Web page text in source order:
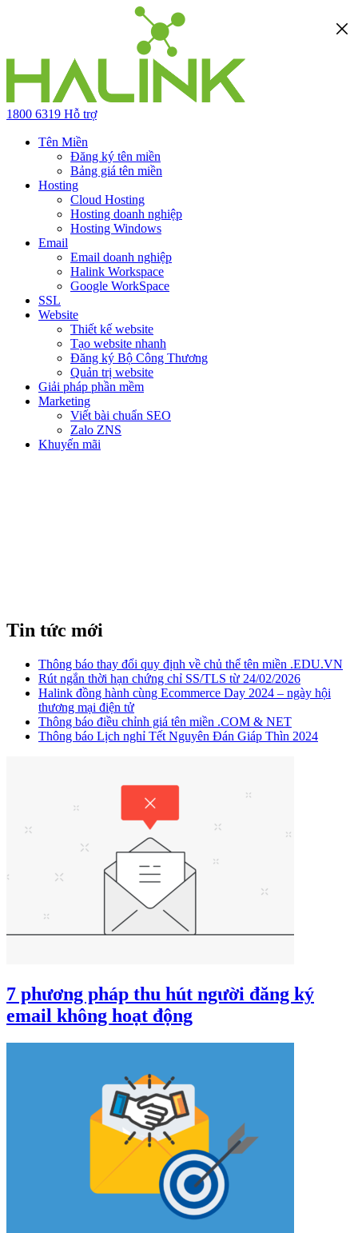
1800 6319 Hỗ trợ
Tên Miền
Đăng ký tên miền
Bảng giá tên miền
Hosting
Cloud Hosting
Hosting doanh nghiệp
Hosting Windows
Email
Email doanh nghiệp
Halink Workspace
Google WorkSpace
SSL
Website
Thiết kế website
Tạo website nhanh
Đăng ký Bộ Công Thương
Quản trị website
Giải pháp phần mềm
Marketing
Viết bài chuẩn SEO
Zalo ZNS
Khuyến mãi
Tin tức mới
Thông báo thay đổi quy định về chủ thể tên miền .EDU.VN
Rút ngắn thời hạn chứng chỉ SS/TLS từ 24/02/2026
Halink đồng hành cùng Ecommerce Day 2024 – ngày hội
thương mại điện tử
Thông báo điều chỉnh giá tên miền .COM & NET
Thông báo Lịch nghỉ Tết Nguyên Đán Giáp Thìn 2024
7 phương pháp thu hút người đăng ký
email không hoạt động